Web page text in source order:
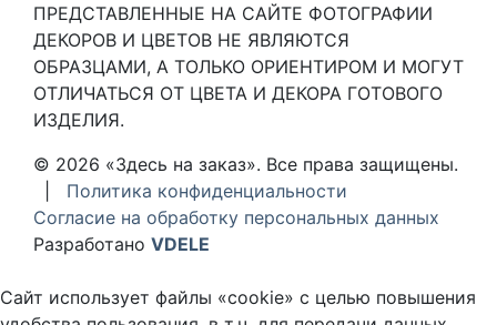
ПРЕДСТАВЛЕННЫЕ НА САЙТЕ ФОТОГРАФИИ
ДЕКОРОВ И ЦВЕТОВ НЕ ЯВЛЯЮТСЯ
ОБРАЗЦАМИ, А ТОЛЬКО ОРИЕНТИРОМ И МОГУТ
ОТЛИЧАТЬСЯ ОТ ЦВЕТА И ДЕКОРА ГОТОВОГО
ИЗДЕЛИЯ.
© 2026 «Здесь на заказ». Все права защищены.
Политика конфиденциальности
Согласие на обработку персональных данных
Разработано VDELE
Сайт использует файлы «cookie» с целью повышения